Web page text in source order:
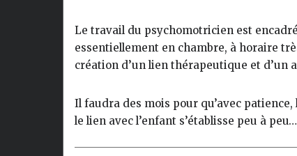
Le travail du psychomotricien est
essentiellement en chambre, à horaire
création d’un lien thérapeutique et d’un
Il faudra des mois pour qu’avec
le lien avec l’enfant s’établisse peu à peu…